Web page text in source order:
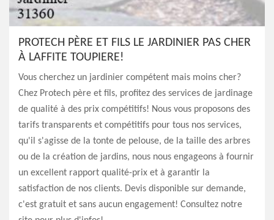
PROTECH PÈRE ET FILS LE JARDINIER PAS CHER
À LAFFITE TOUPIERE!
Vous cherchez un jardinier compétent mais moins cher?
Chez Protech père et fils, profitez des services de jardinage
de qualité à des prix compétitifs! Nous vous proposons des
tarifs transparents et compétitifs pour tous nos services,
qu'il s'agisse de la tonte de pelouse, de la taille des arbres
ou de la création de jardins, nous nous engageons à fournir
un excellent rapport qualité-prix et à garantir la
satisfaction de nos clients. Devis disponible sur demande,
c'est gratuit et sans aucun engagement! Consultez notre